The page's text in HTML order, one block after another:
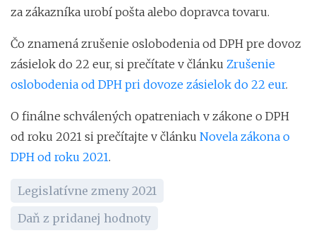
za zákazníka urobí pošta alebo dopravca tovaru.
Čo znamená zrušenie oslobodenia od DPH pre dovoz
zásielok do 22 eur, si prečítate v článku Zrušenie
oslobodenia od DPH pri dovoze zásielok do 22 eur.
O finálne schválených opatreniach v zákone o DPH
od roku 2021 si prečítajte v článku Novela zákona o
DPH od roku 2021.
Legislatívne zmeny 2021
Daň z pridanej hodnoty